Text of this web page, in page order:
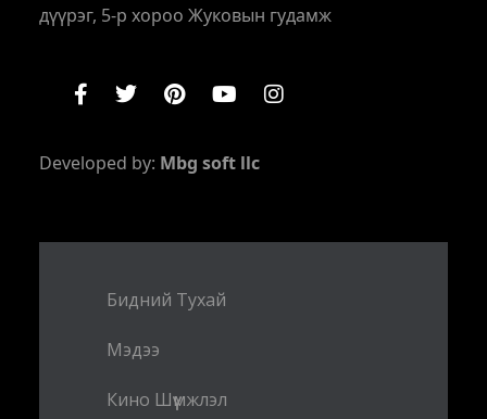
дүүрэг, 5-р хороо Жуковын гудамж
Developed by: Mbg soft llc
Бидний Тухай
Мэдээ
Кино Шүүмжлэл